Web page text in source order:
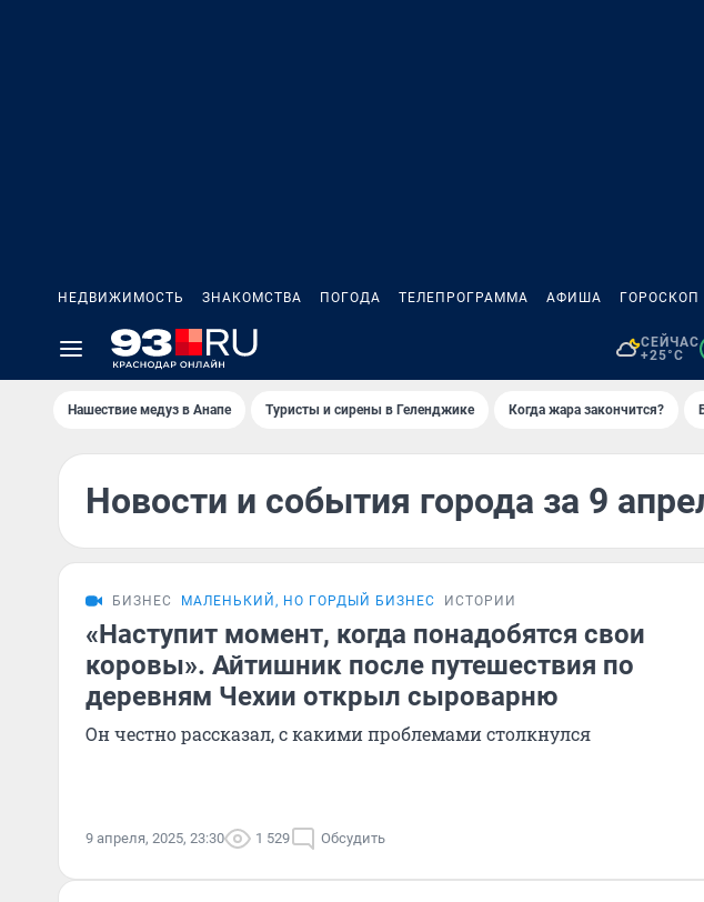
НЕДВИЖИМОСТЬ ЗНАКОМСТВА ПОГОДА ТЕЛЕПРОГРАММА АФИША ГОРОСКОП
СЕЙЧАС
+25°C
Нашествие медуз в Анапе Туристы и сирены в Геленджике Когда жара закончится?
Новости и события города за 9
БИЗНЕС МАЛЕНЬКИЙ, НО ГОРДЫЙ БИЗНЕС ИСТОРИИ
«Наступит момент, когда понадобятся свои
коровы». Айтишник после путешествия по
деревням Чехии открыл сыроварню
Он честно рассказал, с какими проблемами столкнулся
9 апреля, 2025, 23:30 1 529 Обсудить